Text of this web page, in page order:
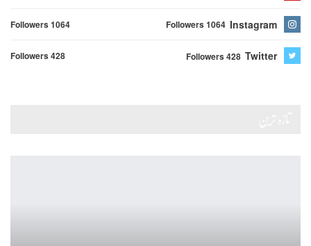
Instagram
Followers 1064
Followers 1064
Twitter
Followers 428
Followers 428